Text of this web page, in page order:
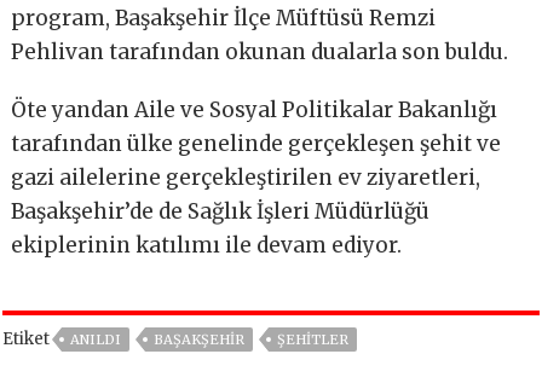
program, Başakşehir İlçe Müftüsü Remzi
Pehlivan tarafından okunan dualarla son buldu.
Öte yandan Aile ve Sosyal Politikalar Bakanlığı
tarafından ülke genelinde gerçekleşen şehit ve
gazi ailelerine gerçekleştirilen ev ziyaretleri,
Başakşehir’de de Sağlık İşleri Müdürlüğü
ekiplerinin katılımı ile devam ediyor.
Etiket ANILDI BAŞAKŞEHIR ŞEHİTLER